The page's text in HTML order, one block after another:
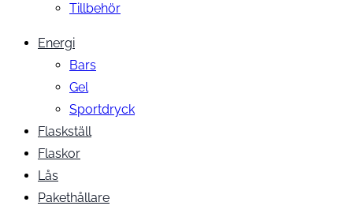
Tillbehör
Energi
Bars
Gel
Sportdryck
Flaskställ
Flaskor
Lås
Pakethållare